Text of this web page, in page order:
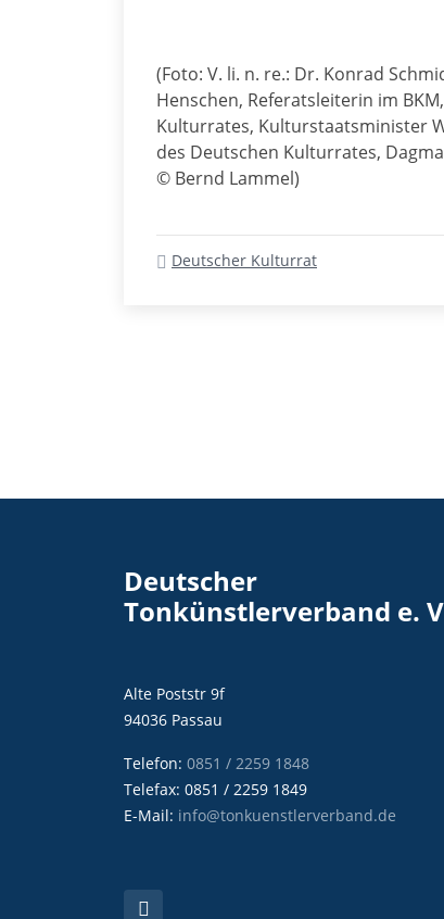
(Foto: V. li. n. re.: Dr. Konrad
Henschen, Referatsleiterin im
Kulturrates, Kulturstaatsminister
des Deutschen Kulturrates,
© Bernd Lammel)
Deutscher Kulturrat
Deutscher
Tonkünstlerverband e.
Alte Poststr 9f
94036 Passau
Telefon: 0851 / 2259 1848
Telefax: 0851 / 2259 1849
E-Mail: info@tonkuenstlerverband.de